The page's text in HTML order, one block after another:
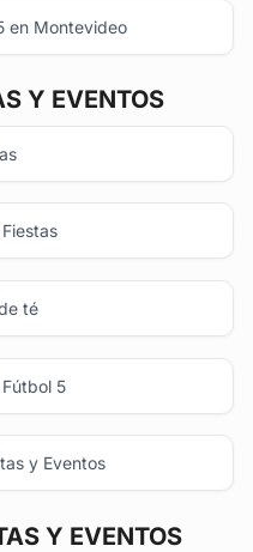
en Montevideo
Y EVENTOS
té
5
y Eventos
Y EVENTOS